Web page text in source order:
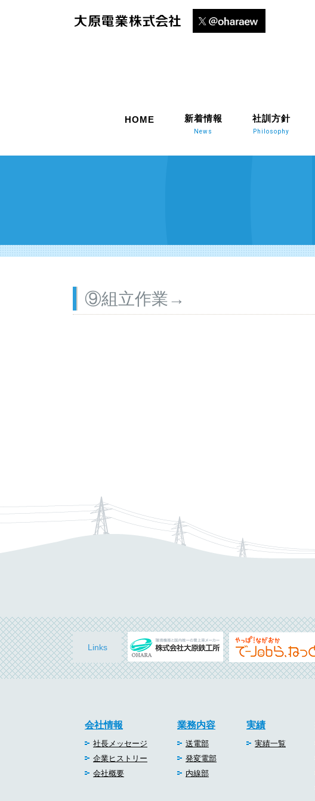
HOME 新着情報
News
社訓方針
Philosophy
⑨組立作業→
Links
会社情報
社長メッセージ
企業ヒストリー
会社概要
業務内容
送電部
発変電部
内線部
実績
実績一覧